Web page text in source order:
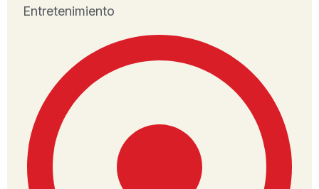
Entretenimiento